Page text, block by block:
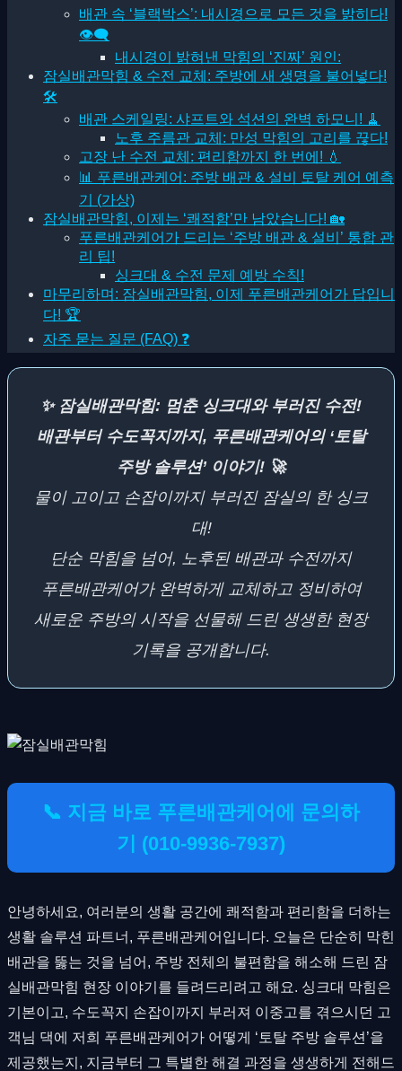
배관 속 ‘블랙박스’: 내시경으로 모든 것을 밝히다!
👁🗨
내시경이 밝혀낸 막힘의 ‘진짜’ 원인:
잠실배관막힘 & 수전 교체: 주방에 새 생명을 불어넣다!
🛠
배관 스케일링: 샤프트와 석션의 완벽 하모니! 🧹
노후 주름관 교체: 만성 막힘의 고리를 끊다!
고장 난 수전 교체: 편리함까지 한 번에! 💧
📊 푸른배관케어: 주방 배관 & 설비 토탈 케어 예측
기 (가상)
잠실배관막힘, 이제는 ‘쾌적함’만 남았습니다! 🏡
푸른배관케어가 드리는 ‘주방 배관 & 설비’ 통합 관
리 팁!
싱크대 & 수전 문제 예방 수칙!
마무리하며: 잠실배관막힘, 이제 푸른배관케어가 답입니
다! 🏆
자주 묻는 질문 (FAQ) ❓
✨ 잠실배관막힘: 멈춘 싱크대와 부러진 수전!
배관부터 수도꼭지까지, 푸른배관케어의 ‘토탈
주방 솔루션’ 이야기! 🚀
물이 고이고 손잡이까지 부러진 잠실의 한 싱크
대!
단순 막힘을 넘어, 노후된 배관과 수전까지
푸른배관케어가 완벽하게 교체하고 정비하여
새로운 주방의 시작을 선물해 드린 생생한 현장
기록을 공개합니다.
📞 지금 바로 푸른배관케어에 문의하
기 (010-9936-7937)
안녕하세요, 여러분의 생활 공간에 쾌적함과 편리함을 더하는
생활 솔루션 파트너, 푸른배관케어입니다. 오늘은 단순히 막힌
배관을 뚫는 것을 넘어, 주방 전체의 불편함을 해소해 드린 잠
실배관막힘 현장 이야기를 들려드리려고 해요. 싱크대 막힘은
기본이고, 수도꼭지 손잡이까지 부러져 이중고를 겪으시던 고
객님 댁에 저희 푸른배관케어가 어떻게 ‘토탈 주방 솔루션’을
제공했는지, 지금부터 그 특별한 해결 과정을 생생하게 전해드